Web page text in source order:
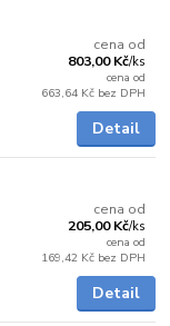
cena od
803,00 Kč/ks
cena od
663,64 Kč bez DPH
Detail
cena od
205,00 Kč/ks
cena od
169,42 Kč bez DPH
Detail